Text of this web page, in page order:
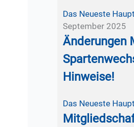
Das Neueste
September 2025
Änderungen
Hinweise!
Das Neueste